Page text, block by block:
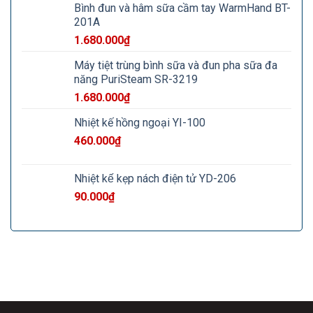
Bình đun và hâm sữa cầm tay WarmHand BT-
201A
1.680.000₫
Máy tiệt trùng bình sữa và đun pha sữa đa
năng PuriSteam SR-3219
1.680.000₫
Nhiệt kế hồng ngoại YI-100
460.000₫
Nhiệt kế kẹp nách điện tử YD-206
90.000₫